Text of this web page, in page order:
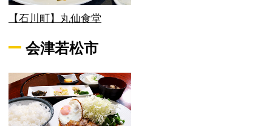
【石川町】丸仙食堂
会津若松市